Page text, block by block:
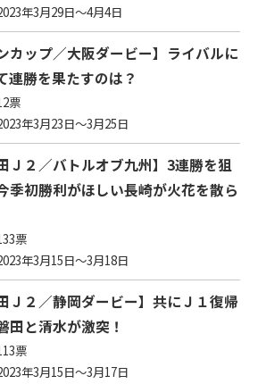
年3月29日～4月4日
カップ／大阪ダービー】ライバルに
連勝を果たすのは？
票
年3月23日～3月25日
Ｊ２／バトルオブ九州】3連勝を狙
季初勝利がほしい長崎が火花を散ら
票
年3月15日～3月18日
Ｊ２／静岡ダービー】共にＪ１復帰
田と清水が激突！
票
年3月15日～3月17日